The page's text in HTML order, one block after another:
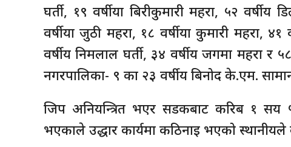
घर्ती, १९ वर्षीया बिरीकुमारी महरा, ५२ वर्षीय
वर्षीया जुठी महरा, १८ वर्षीया कुमारी महरा, ४१
वर्षीय निमलाल घर्ती, ३४ वर्षीय जगमा महरा र
नगरपालिका- ९ का २३ वर्षीय बिनोद के.एम.
जिप अनियन्त्रित भएर सडकबाट करिब १
भएकाले उद्धार कार्यमा कठिनाइ भएको